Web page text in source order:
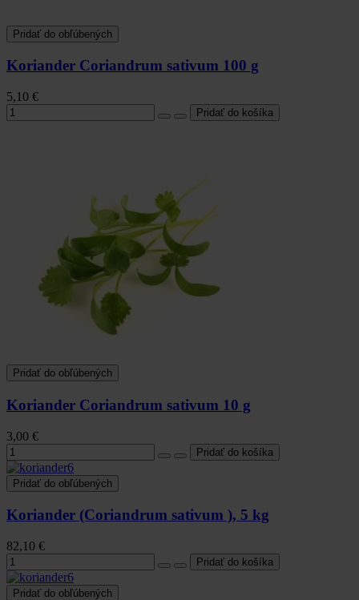
Pridať do obľúbených
Koriander Coriandrum sativum 100 g
5,10 €
Pridať do obľúbených
Koriander Coriandrum sativum 10 g
3,00 €
Pridať do obľúbených
Koriander (Coriandrum sativum ), 5 kg
82,10 €
Pridať do obľúbených